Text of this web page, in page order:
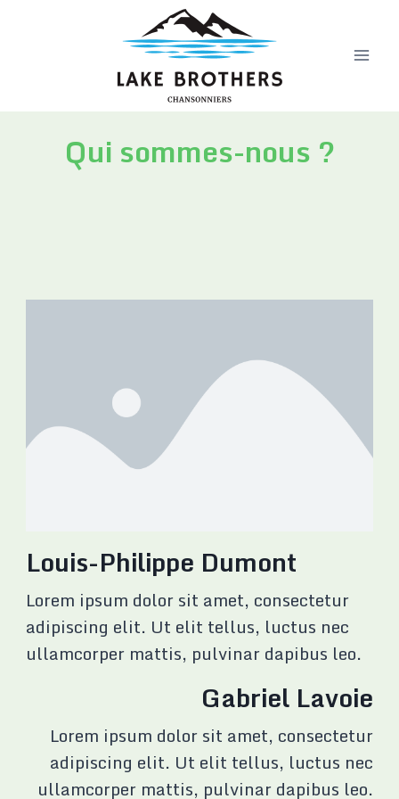
Qui sommes-nous ?
Louis-Philippe Dumont
Lorem ipsum dolor sit amet, consectetur
adipiscing elit. Ut elit tellus, luctus nec
ullamcorper mattis, pulvinar dapibus leo.
Gabriel Lavoie
Lorem ipsum dolor sit amet, consectetur
adipiscing elit. Ut elit tellus, luctus nec
ullamcorper mattis, pulvinar dapibus leo.